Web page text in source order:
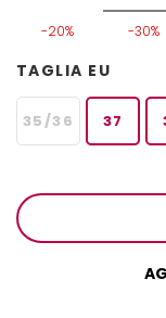
-20% -30%
TAGLIA EU
35/36 37